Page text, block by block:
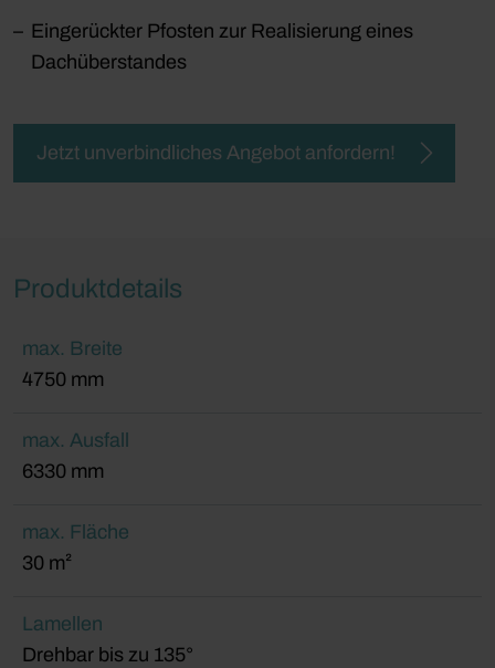
Eingerückter Pfosten zur Realisierung eines
Dachüberstandes
Jetzt unverbindliches Angebot anfordern!
Produktdetails
max. Breite
4750 mm
max. Ausfall
6330 mm
max. Fläche
30 m²
Lamellen
Drehbar bis zu 135°